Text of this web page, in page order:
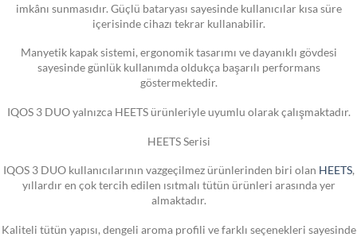
imkânı sunmasıdır. Güçlü bataryası sayesinde kullanıcılar kısa süre
içerisinde cihazı tekrar kullanabilir.
Manyetik kapak sistemi, ergonomik tasarımı ve dayanıklı gövdesi
sayesinde günlük kullanımda oldukça başarılı performans
göstermektedir.
IQOS 3 DUO yalnızca HEETS ürünleriyle uyumlu olarak çalışmaktadır.
HEETS Serisi
IQOS 3 DUO kullanıcılarının vazgeçilmez ürünlerinden biri olan HEETS,
yıllardır en çok tercih edilen ısıtmalı tütün ürünleri arasında yer
almaktadır.
Kaliteli tütün yapısı, dengeli aroma profili ve farklı seçenekleri sayesinde